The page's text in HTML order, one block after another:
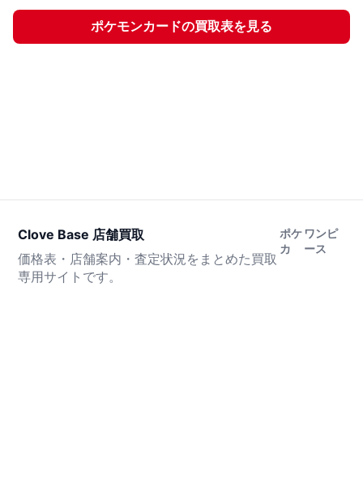
ポケモンカードの買取表を見る
Clove Base 店舗買取
価格表・店舗案内・査定状況をまとめた買取
専用サイトです。
ポケ
カ
ワンピ
ース